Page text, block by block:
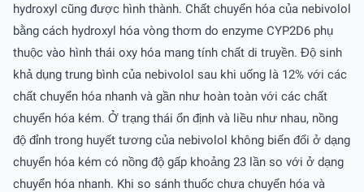
hydroxyl cũng được hình thành. Chất chuyển hóa của nebivolol
bằng cách hydroxyl hóa vòng thơm do enzyme CYP2D6 phụ
thuộc vào hình thái oxy hóa mang tính chất di truyền. Độ sinh
khả dụng trung bình của nebivolol sau khi uống là 12% với các
chất chuyển hóa nhanh và gần như hoàn toàn với các chất
chuyển hóa kém. Ở trạng thái ổn định và liều như nhau, nồng
độ đỉnh trong huyết tương của nebivolol không biến đổi ở dạng
chuyển hóa kém có nồng độ gấp khoảng 23 lần so với ở dạng
chuyển hóa nhanh. Khi so sánh thuốc chưa chuyển hóa và